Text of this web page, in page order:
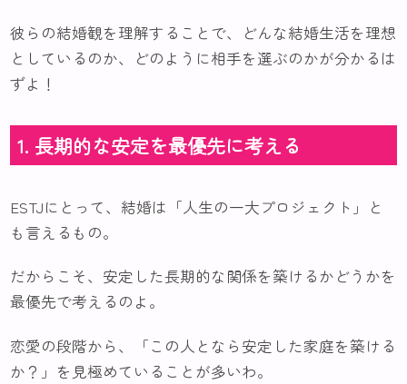
彼らの結婚観を理解することで、どんな結婚生活を理想
としているのか、どのように相手を選ぶのかが分かるは
ずよ！
1. 長期的な安定を最優先に考える
ESTJにとって、結婚は「人生の一大プロジェクト」と
も言えるもの。
だからこそ、安定した長期的な関係を築けるかどうかを
最優先で考えるのよ。
恋愛の段階から、「この人となら安定した家庭を築ける
か？」を見極めていることが多いわ。